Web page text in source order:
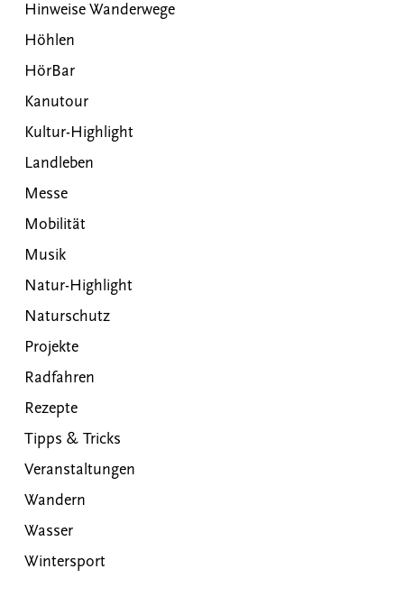
Hinweise Wanderwege
Höhlen
HörBar
Kanutour
Kultur-Highlight
Landleben
Messe
Mobilität
Musik
Natur-Highlight
Naturschutz
Projekte
Radfahren
Rezepte
Tipps & Tricks
Veranstaltungen
Wandern
Wasser
Wintersport